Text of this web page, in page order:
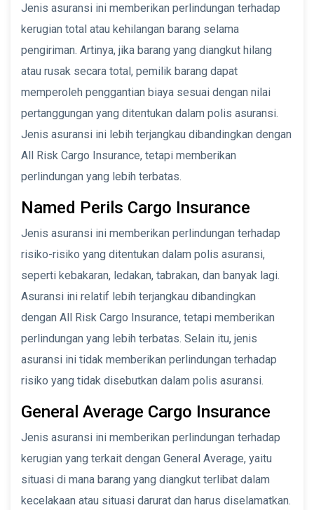
Jenis asuransi ini memberikan perlindungan terhadap
kerugian total atau kehilangan barang selama
pengiriman. Artinya, jika barang yang diangkut hilang
atau rusak secara total, pemilik barang dapat
memperoleh penggantian biaya sesuai dengan nilai
pertanggungan yang ditentukan dalam polis asuransi.
Jenis asuransi ini lebih terjangkau dibandingkan dengan
All Risk Cargo Insurance, tetapi memberikan
perlindungan yang lebih terbatas.
Named Perils Cargo Insurance
Jenis asuransi ini memberikan perlindungan terhadap
risiko-risiko yang ditentukan dalam polis asuransi,
seperti kebakaran, ledakan, tabrakan, dan banyak lagi.
Asuransi ini relatif lebih terjangkau dibandingkan
dengan All Risk Cargo Insurance, tetapi memberikan
perlindungan yang lebih terbatas. Selain itu, jenis
asuransi ini tidak memberikan perlindungan terhadap
risiko yang tidak disebutkan dalam polis asuransi.
General Average Cargo Insurance
Jenis asuransi ini memberikan perlindungan terhadap
kerugian yang terkait dengan General Average, yaitu
situasi di mana barang yang diangkut terlibat dalam
kecelakaan atau situasi darurat dan harus diselamatkan.